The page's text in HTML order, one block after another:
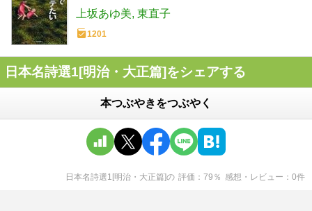
上坂あゆ美 東直子
1201
日本名詩選1[明治・大正篇]をシェアする
本つぶやきをつぶやく
日本名詩選1[明治・大正篇]の 評価 79 ％ 感想・レビュー 0件